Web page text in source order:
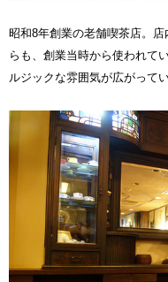
昭和8年創業の老舗喫茶店。
らも、創業当時から使われて
ルジックな雰囲気が広がってい